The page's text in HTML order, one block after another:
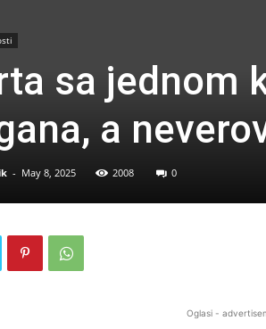
sa jednom
a
- May 8, 2025 2008 0
Oglasi -